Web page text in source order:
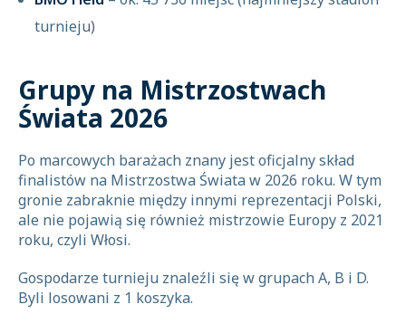
turnieju)
Grupy na Mistrzostwach
Świata 2026
Po marcowych barażach znany jest oficjalny skład
finalistów na Mistrzostwa Świata w 2026 roku. W tym
gronie zabraknie między innymi reprezentacji Polski,
ale nie pojawią się również mistrzowie Europy z 2021
roku, czyli Włosi.
Gospodarze turnieju znaleźli się w grupach A, B i D.
Byli losowani z 1 koszyka.